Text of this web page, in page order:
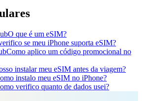
O que é um eSIM?
se meu iPhone suporta eSIM?
Como aplico um código promocional no
instalar meu eSIM antes da viagem?
instalo meu eSIM no iPhone?
verifico quanto de dados usei?